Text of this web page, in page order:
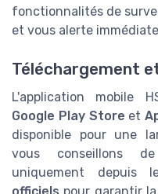
fonctionnalités de
et vous alerte
Téléchargement
L'application mobile
Google Play Store et
disponible pour une
vous conseillons
uniquement depuis